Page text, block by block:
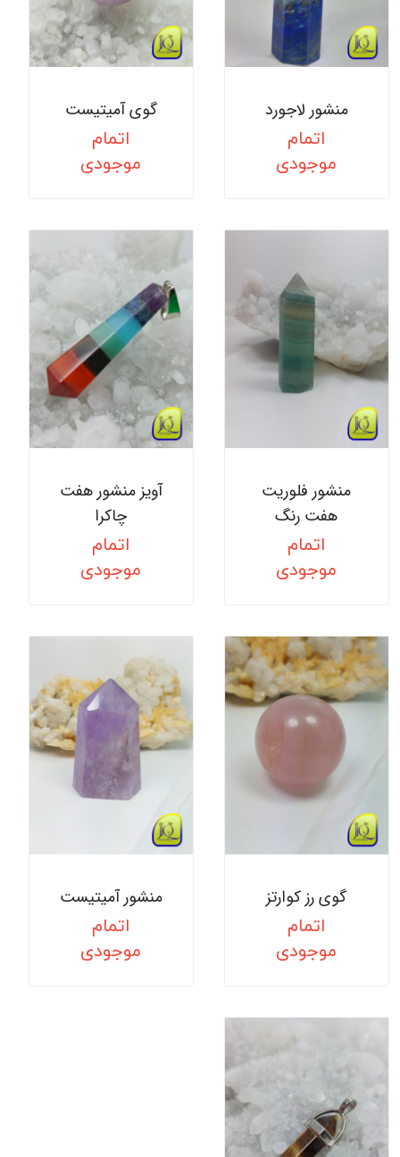
منشور لاجورد
اتمام
موجودی
گوی آمیتیست
اتمام
موجودی
منشور فلوریت
هفت رنگ
اتمام
موجودی
آویز منشور هفت
چاکرا
اتمام
موجودی
گوی رز کوارتز
اتمام
موجودی
منشور آمیتیست
اتمام
موجودی